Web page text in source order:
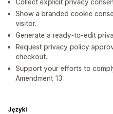
Collect explicit privacy
Show a branded cookie
visitor.
Generate a ready-to-edit
Request privacy policy
checkout.
Support your efforts to
Amendment 13.
Języki